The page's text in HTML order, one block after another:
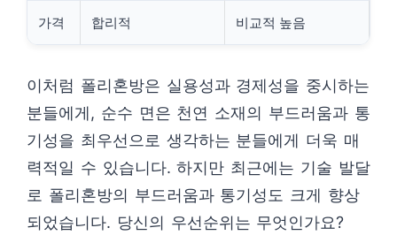
가격 합리적 비교적 높음
이처럼 폴리혼방은 실용성과 경제성을 중시하는
분들에게, 순수 면은 천연 소재의 부드러움과 통
기성을 최우선으로 생각하는 분들에게 더욱 매
력적일 수 있습니다. 하지만 최근에는 기술 발달
로 폴리혼방의 부드러움과 통기성도 크게 향상
되었습니다. 당신의 우선순위는 무엇인가요?